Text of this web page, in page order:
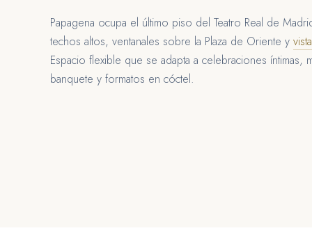
Papagena ocupa el último piso del Teatro Real de
techos altos, ventanales sobre la Plaza de Oriente y
Espacio flexible que se adapta a celebraciones íntimas,
banquete y formatos en cóctel.